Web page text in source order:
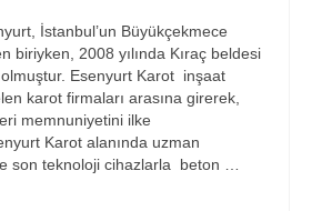
İstanbul’un Büyükçekmece
biriyken, 2008 yılında Kıraç beldesi
Esenyurt Karot inşaat
karot firmaları arasına girerek,
memnuniyetini ilke
Karot alanında uzman
son teknoloji cihazlarla beton …